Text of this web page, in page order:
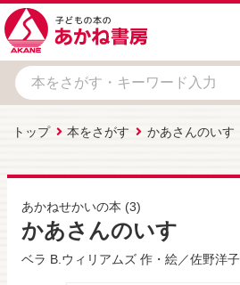
トップ 本をさがす かあさんのいす
あかねせかいの本 (3)
かあさんのいす
ベラ B.ウィリアムズ 作・絵／佐野洋子